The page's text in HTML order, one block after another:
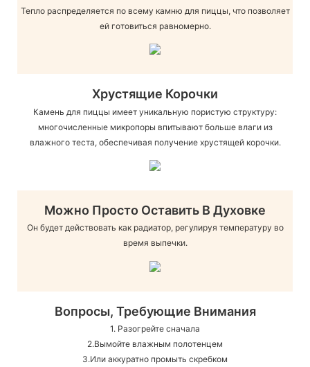
Тепло распределяется по всему камню для пиццы, что позволяет
ей готовиться равномерно.
Хрустящие Корочки
Камень для пиццы имеет уникальную пористую структуру:
многочисленные микропоры впитывают больше влаги из
влажного теста, обеспечивая получение хрустящей корочки.
Можно Просто Оставить В Духовке
Он будет действовать как радиатор, регулируя температуру во
время выпечки.
Вопросы, Требующие Внимания
1. Разогрейте сначала
2.Вымойте влажным полотенцем
3.Или аккуратно промыть скребком